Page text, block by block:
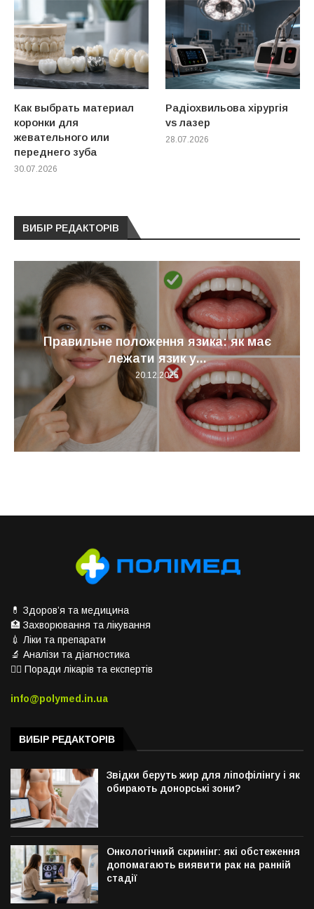
Как выбрать материал
коронки для
жевательного или
переднего зуба
30.07.2026
Радіохвильова хірургія
vs лазер
28.07.2026
ВИБІР РЕДАКТОРІВ
Правильне положення язика: як має
лежати язик у...
20.12.2025
💊 Здоров’я та медицина
🏥 Захворювання та лікування
💉 Ліки та препарати
🔬 Аналізи та діагностика
👨‍⚕️ Поради лікарів та експертів
info@polymed.in.ua
ВИБІР РЕДАКТОРІВ
Звідки беруть жир для ліпофілінгу і як
обирають донорські зони?
Онкологічний скринінг: які обстеження
допомагають виявити рак на ранній
стадії